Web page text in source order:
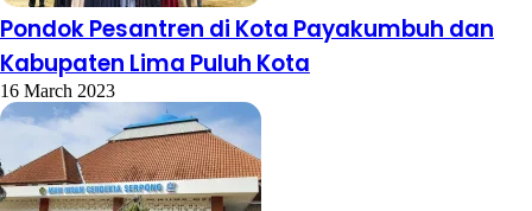
Pondok Pesantren di Kota Payakumbuh dan
Kabupaten Lima Puluh Kota
16 March 2023